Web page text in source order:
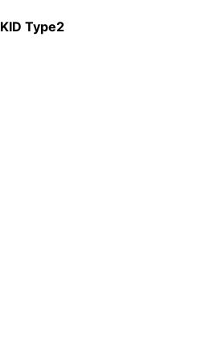
KID Type2